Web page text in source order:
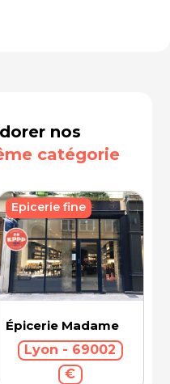
nos
catégorie
Épicerie Madame
Lyon - 69002
€
Epicerie fine